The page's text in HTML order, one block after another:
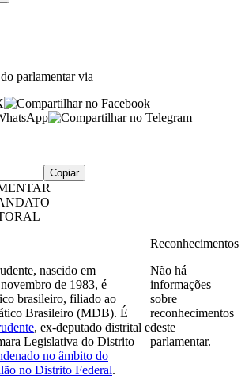
parlamentar via
Copiar
nascido em
de 1983, é
brasileiro, filiado ao
Brasileiro (MDB). É
, ex-deputado distrital e
Legislativa do Distrito
no âmbito do
no Distrito Federal.
Reconhecimentos
Não há
informações
sobre
reconhecimentos
deste
parlamentar.